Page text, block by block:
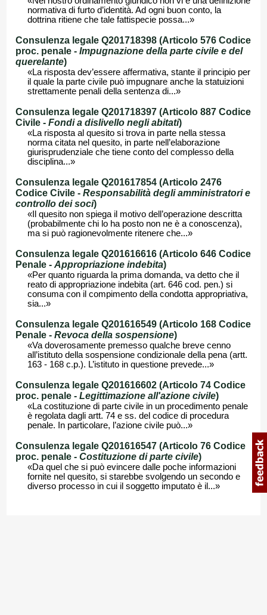
normativa di furto d’identità. Ad ogni buon conto, la
dottrina ritiene che tale fattispecie possa...»
Consulenza legale Q201718398 (Articolo 576 Codice
proc. penale - Impugnazione della parte civile e del
querelante)
«La risposta dev’essere affermativa, stante il principio per
il quale la parte civile può impugnare anche la statuizioni
strettamente penali della sentenza di...»
Consulenza legale Q201718397 (Articolo 887 Codice
Civile - Fondi a dislivello negli abitati)
«La risposta al quesito si trova in parte nella stessa
norma citata nel quesito, in parte nell’elaborazione
giurisprudenziale che tiene conto del complesso della
disciplina...»
Consulenza legale Q201617854 (Articolo 2476
Codice Civile - Responsabilità degli amministratori e
controllo dei soci)
«Il quesito non spiega il motivo dell’operazione descritta
(probabilmente chi lo ha posto non ne è a conoscenza),
ma si può ragionevolmente ritenere che...»
Consulenza legale Q201616616 (Articolo 646 Codice
Penale - Appropriazione indebita)
«Per quanto riguarda la prima domanda, va detto che il
reato di appropriazione indebita (art. 646 cod. pen.) si
consuma con il compimento della condotta appropriativa,
sia...»
Consulenza legale Q201616549 (Articolo 168 Codice
Penale - Revoca della sospensione)
«Va doverosamente premesso qualche breve cenno
all’istituto della sospensione condizionale della pena (artt.
163 - 168 c.p.). L’istituto in questione prevede...»
Consulenza legale Q201616602 (Articolo 74 Codice
proc. penale - Legittimazione all'azione civile)
«La costituzione di parte civile in un procedimento penale
è regolata dagli artt. 74 e ss. del codice di procedura
penale. In particolare, l’azione civile può...»
Consulenza legale Q201616547 (Articolo 76 Codice
proc. penale - Costituzione di parte civile)
«Da quel che si può evincere dalle poche informazioni
fornite nel quesito, si starebbe svolgendo un secondo e
diverso processo in cui il soggetto imputato è il...»